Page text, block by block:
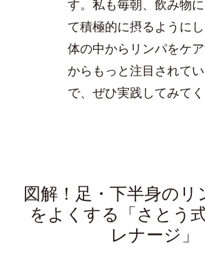
す。私も毎朝、飲み物
て積極的に摂るように
体の中からリンパをケ
からもっと注目されて
で、ぜひ実践してみてく
図解！足・下半身のリ
をよくする「さとう
レナージ」